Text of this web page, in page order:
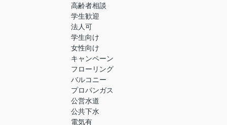
高齢者相談
学生歓迎
法人可
学生向け
女性向け
キャンペーン
フローリング
バルコニー
プロパンガス
公営水道
公共下水
電気有